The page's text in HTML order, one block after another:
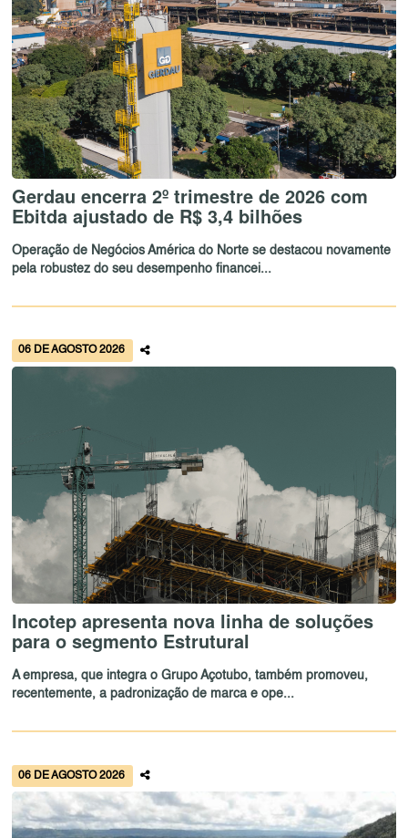
Gerdau encerra 2º trimestre de 2026 com
Ebitda ajustado de R$ 3,4 bilhões
Operação de Negócios América do Norte se destacou novamente
pela robustez do seu desempenho financei...
06 DE AGOSTO 2026
Incotep apresenta nova linha de soluções
para o segmento Estrutural
A empresa, que integra o Grupo Açotubo, também promoveu,
recentemente, a padronização de marca e ope...
06 DE AGOSTO 2026